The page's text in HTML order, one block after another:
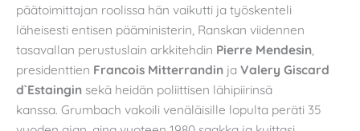
päätoimittajan roolissa hän vaikutti ja työskenteli
läheisesti entisen pääministerin, Ranskan viidennen
tasavallan perustuslain arkkitehdin Pierre Mendesin
presidenttien Francois Mitterrandin ja Valery Giscard
d`Estaingin sekä heidän poliittisen lähipiirinsä
kanssa. Grumbach vakoili venäläisille lopulta peräti 35